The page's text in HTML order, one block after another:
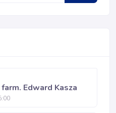
Edward Kasza